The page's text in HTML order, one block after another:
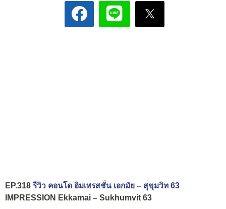
EP.318รีวิว คอนโด อิมเพรสชั่น เอกมัย – สุขุมวิท 63
IMPRESSION Ekkamai – Sukhumvit 63